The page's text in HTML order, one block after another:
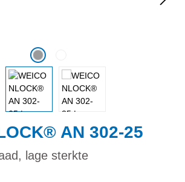
AN 302-25
lage sterkte